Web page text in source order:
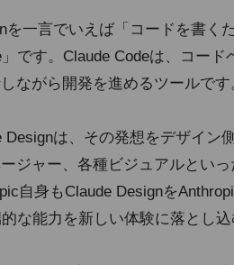
を一言でいえば「コードを書く
です。Claude Codeは、コー
ながら開発を進めるツールです
Designは、その発想をデザイン
ジャー、各種ビジュアルとい
自身もClaude Designを
な能力を新しい体験に落とし込